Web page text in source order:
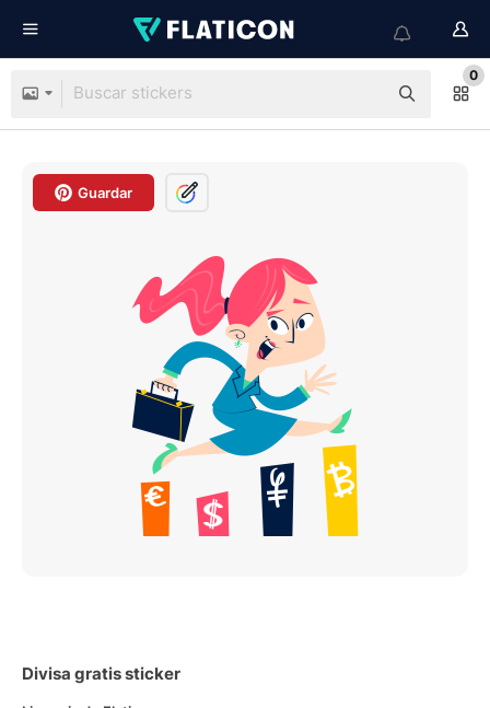
0
Guardar
Divisa gratis sticker